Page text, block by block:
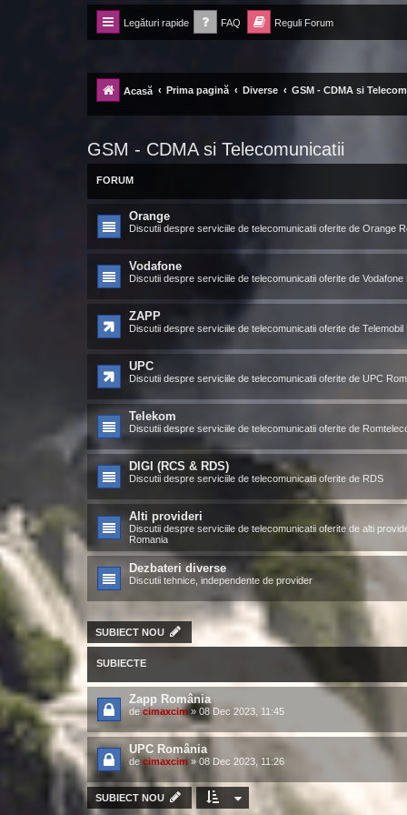
Legături rapide FAQ Reguli Forum
Forum Ecolomania™®
-= Idei pentru viitor =-
Acasă Prima pagină Diverse GSM - CDMA si
GSM - CDMA si Telecomunicatii
FORUM
Orange
Discutii despre serviciile de telecomunicatii oferite de Orange
Vodafone
Discutii despre serviciile de telecomunicatii oferite de Vodafone
ZAPP
Discutii despre serviciile de telecomunicatii oferite de Telemobil
UPC
Discutii despre serviciile de telecomunicatii oferite de UPC
Telekom
Discutii despre serviciile de telecomunicatii oferite de
DIGI (RCS & RDS)
Discutii despre serviciile de telecomunicatii oferite de RDS
Alti provideri
Discutii despre serviciile de telecomunicatii oferite de alti
Romania
Dezbateri diverse
Discutii tehnice, independente de provider
SUBIECT NOU
SUBIECTE
Zapp România
decimaxcim» 08 Dec 2023, 11:45
UPC România
de cimaxcim » 08 Dec 2023, 11:26
SUBIECT NOU